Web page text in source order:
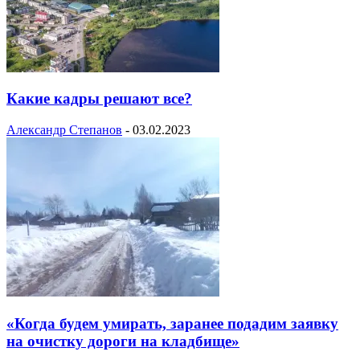
Какие кадры решают все?
Александр Степанов - 03.02.2023
«Когда будем умирать, заранее подадим заявку
на очистку дороги на кладбище»